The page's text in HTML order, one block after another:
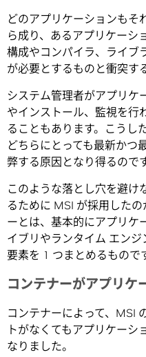
どのアプリケーションもそ
ら成り、あるアプリケーシ
構成やコンパイラ、ライブ
が必要とするものと衝突す
システム管理者がアプリケ
やインストール、監視を行
ることもあります。こうし
どちらにとっても最新かつ
弊する原因となり得るのです
このような落とし穴を避け
るために MSI が採用した
ーとは、基本的にアプリケ
イブリやランタイム エン
要素を 1 つまとめるもので
コンテナーがアプリケ
コンテナーによって、MSI
トがなくてもアプリケーシ
なりました。